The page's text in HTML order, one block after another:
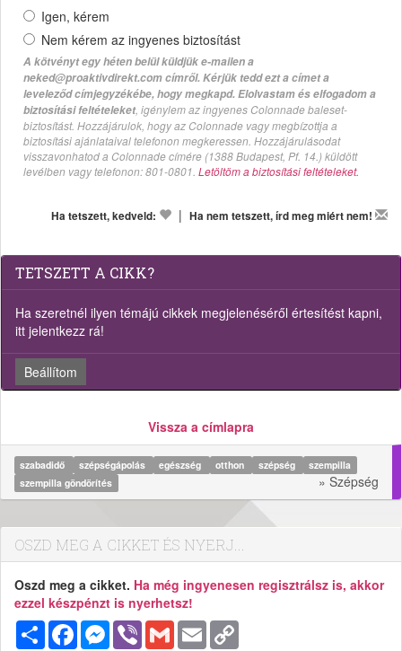
Igen, kérem
Nem kérem az ingyenes biztosítást
A kötvényt egy héten belül küldjük e-mailen a
neked@proaktivdirekt.com címről. Kérjük tedd ezt a címet a
leveleződ címjegyzékébe, hogy megkapd. Elolvastam és elfogadom a
biztosítási feltételeket, igénylem az ingyenes Colonnade baleset-
biztosítást. Hozzájárulok, hogy az Colonnade vagy megbízottja a
biztosítási ajánlataival telefonon megkeressen. Hozzájárulásodat
visszavonhatod a Colonnade címére (1388 Budapest, Pf. 14.) küldött
levélben vagy telefonon: 801-0801. Letöltöm a biztosítási feltételeket.
Ha tetszett, kedveld: | Ha nem tetszett, írd meg miért nem!
TETSZETT A CIKK?
Ha szeretnél ilyen témájú cikkek megjelenéséről értesítést kapni,
itt jelentkezz rá!
Beállítom
Vissza a címlapra
szabadidő szépségápolás egészség otthon szépség
szempilla
szempilla göndörítés
» Szépség
OSZD MEG A CIKKET ÉS NYERJ...
Oszd meg a cikket. Ha még ingyenesen regisztrálsz is, akkor
ezzel készpénzt is nyerhetsz!
MegosztásFacebookMessenger
Viber Gmail Email